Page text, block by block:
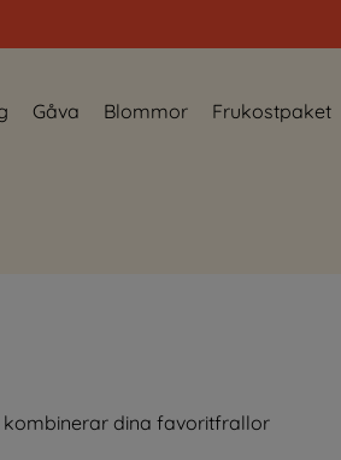
Gåva Blommor Frukostpaket
dina favoritfrallor